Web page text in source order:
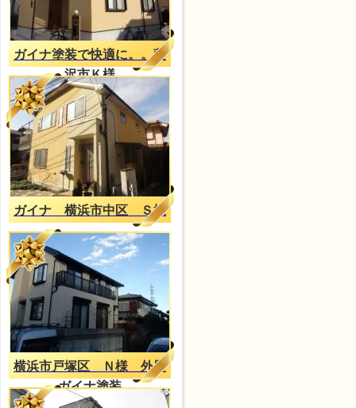
ガイナ塗装で快適に。。藤
沢市Ｋ様
ガイナ 横浜市中区 Ｓ様
横浜市戸塚区 Ｎ様 外壁
ガイナ塗装